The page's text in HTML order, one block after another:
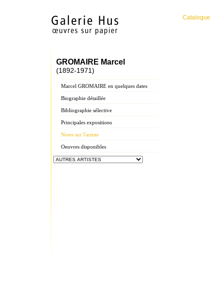
Catalogue
GROMAIRE Marcel
(1892-1971)
Marcel GROMAIRE en quelques dates
Biographie détaillée
Bibliographie sélective
Principales expositions
Notes sur l'artiste
Oeuvres disponibles